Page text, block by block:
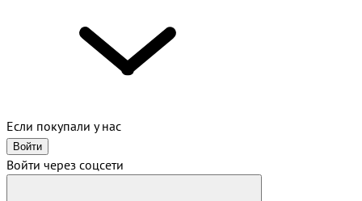
Если покупали у нас
Войти
Войти через соцсети